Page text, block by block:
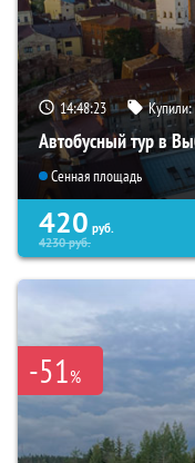
14:48:22 Купили:
Автобусный тур в
Сенная площадь
420 руб.
4230руб.
-51%